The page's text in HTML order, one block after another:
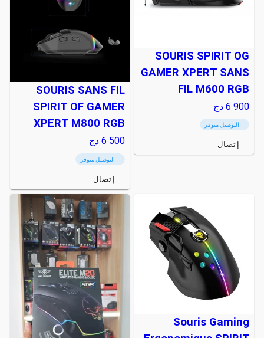
SOURIS SPIRIT OG
GAMER XPERT SANS
FIL M600 RGB
6 900 دج
التوصيل متوفر
إتصال
SOURIS SANS FIL
SPIRIT OF GAMER
XPERT M800 RGB
6 500 دج
التوصيل متوفر
إتصال
Souris Gaming